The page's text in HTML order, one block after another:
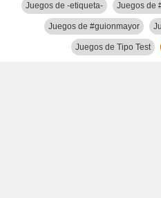
Juegos de -etiqueta- Juegos de
Juegos de #guionmayor
Juegos de Tipo Test